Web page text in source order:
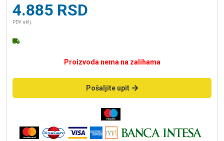
4.885 RSD
PDV uklj.
Proizvoda nema na zalihama
Pošaljite upit